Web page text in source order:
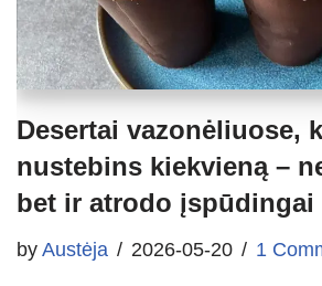
Desertai vazonėliuose,
nustebins kiekvieną –
bet ir atrodo įspūdingai
by Austėja 2026-05-20 1